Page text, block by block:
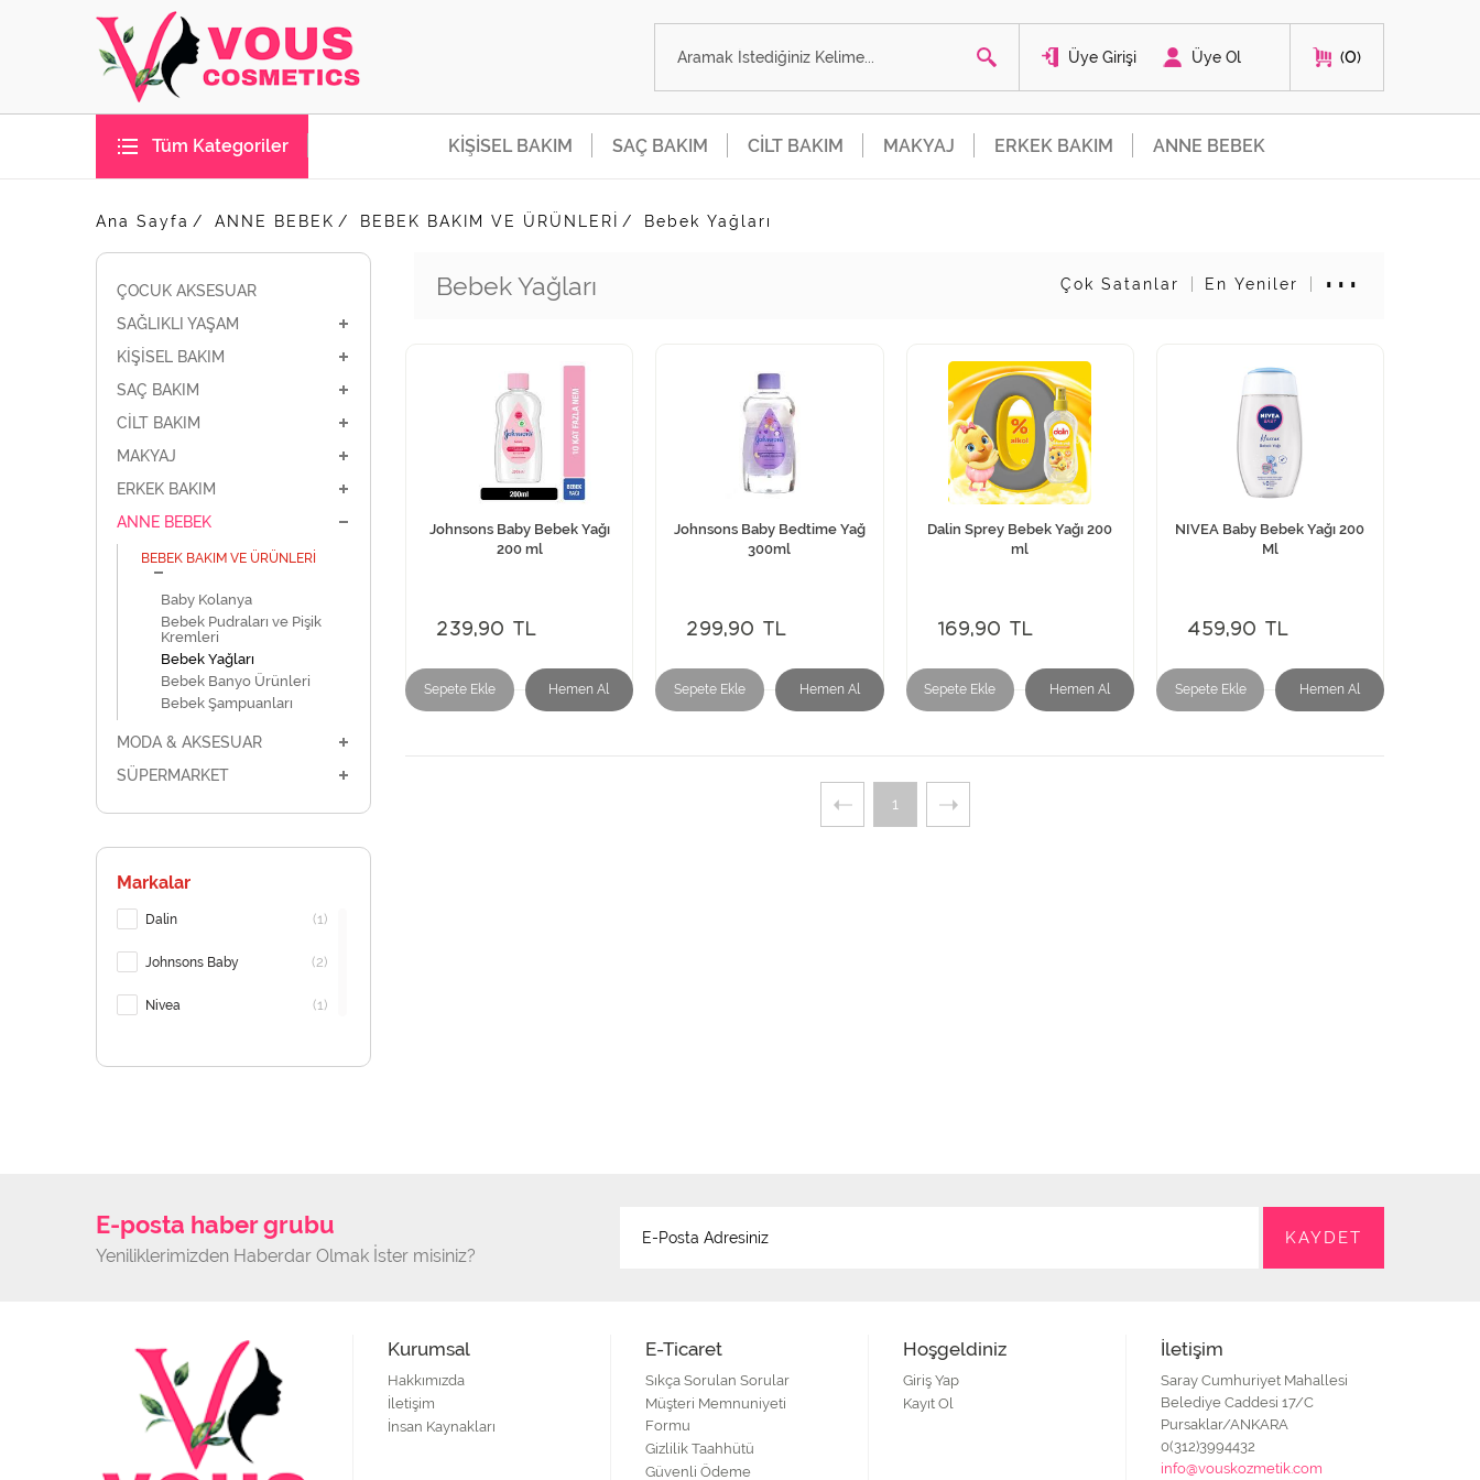
Üye Girişi Üye Ol 0
Tüm Kategoriler KİŞİSEL BAKIM SAÇ BAKIM CİLT BAKIM MAKYAJ ERKEK BAKIM ANNE BEBEK
Ana Sayfa ANNE BEBEK BEBEK BAKIM VE ÜRÜNLERİ Bebek Yağları
ÇOCUK AKSESUAR
SAĞLIKLI YAŞAM
KİŞİSEL BAKIM
SAÇ BAKIM
CİLT BAKIM
MAKYAJ
ERKEK BAKIM
ANNE BEBEK
BEBEK BAKIM VE ÜRÜNLERİ
Baby Kolanya
Bebek Pudraları ve Pişik
Kremleri
Bebek Yağları
Bebek Banyo Ürünleri
Bebek Şampuanları
MODA & AKSESUAR
SÜPERMARKET
Markalar
Dalin (1)
Johnsons Baby (2)
Nivea (1)
Bebek Yağları Çok Satanlar En Yeniler
Sepete Ekle Hemen Al
Johnsons Baby Bebek Yağı
200 ml
239,90 TL
Sepete Ekle Hemen Al
Johnsons Baby Bedtime Yağ
300ml
299,90 TL
Sepete Ekle Hemen Al
Dalin Sprey Bebek Yağı 200
ml
169,90 TL
Sepete Ekle Hemen Al
NIVEA Baby Bebek Yağı 200
Ml
459,90 TL
1
E-posta haber grubu
Yeniliklerimizden Haberdar Olmak İster misiniz?
Kurumsal
Hakkımızda
İletişim
İnsan Kaynakları
E-Ticaret
Sıkça Sorulan Sorular
Müşteri Memnuniyeti
Formu
Gizlilik Taahhütü
Güvenli Ödeme
Hoşgeldiniz
Giriş Yap
Kayıt Ol
İletişim
Saray Cumhuriyet Mahallesi
Belediye Caddesi 17/C
Pursaklar/ANKARA
0(312)3994432
info@vouskozmetik.com